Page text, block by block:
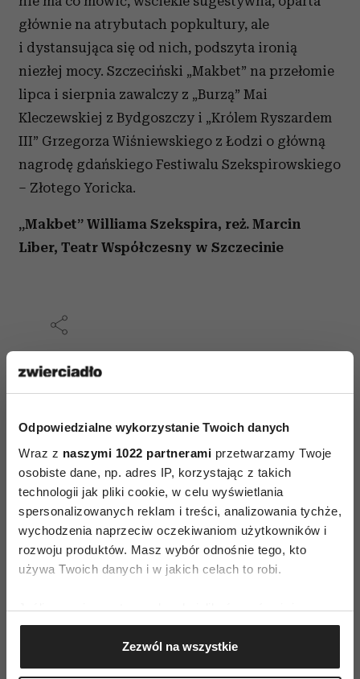
Odpowiedzialne wykorzystanie Twoich danych
Wraz z naszymi 1022 partnerami przetwarzamy Twoje
osobiste dane, np. adres IP, korzystając z takich
technologii jak pliki cookie, w celu wyświetlania
spersonalizowanych reklam i treści, analizowania tychże,
wychodzenia naprzeciw oczekiwaniom użytkowników i
rozwoju produktów. Masz wybór odnośnie tego, kto
używa Twoich danych i w jakich celach to robi.
Jeśli wyrazisz na to zgodę, chcielibyśmy również:
Gromadzić dane dotyczące Twojej lokalizacji
geograficznej z dokładnością nawet do kilku metrów
Identyfikować Twoje urządzenie, aktywnie
Zezwól na wszystkie
głównie na atrybutach popkultury, ale
i dystansująca się od nich, podszyta ironią
niezłej mocy. Szczeciński „Makbet” na przełomie
lipca i sierpnia zawalczy z „Burzą” Mai
Kleczewskiej z Bydgoszczy i „Królem Ryszardem
III” Grzegorza Wiśniewskiego z Łodzi o główną
nagrodę gdańskiego Festiwalu Szekspirowskiego
– Złotego Yoricka.
„Makbet” Williama Szekspira, reż. Marcin
Liber, Teatr Współczesny w Szczecinie